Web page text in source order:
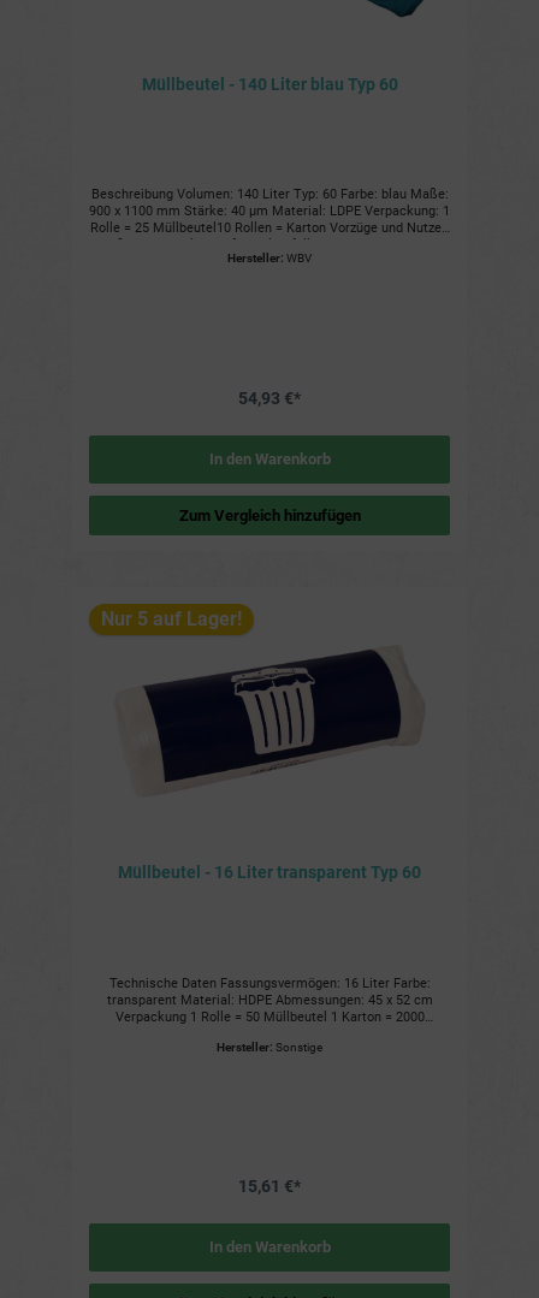
Müllbeutel - 140 Liter blau Typ 60
Beschreibung Volumen: 140 Liter Typ: 60 Farbe: blau Maße:
900 x 1100 mm Stärke: 40 µm Material: LDPE Verpackung: 1
Rolle = 25 Müllbeutel10 Rollen = Karton Vorzüge und Nutzen
für mehr Stabilität Reißfest Wasserdicht und geruchsdicht
Hersteller: WBV
54,93 €*
In den Warenkorb
Zum Vergleich hinzufügen
Nur 5 auf Lager!
Müllbeutel - 16 Liter transparent Typ 60
Technische Daten Fassungsvermögen: 16 Liter Farbe:
transparent Material: HDPE Abmessungen: 45 x 52 cm
Verpackung 1 Rolle = 50 Müllbeutel 1 Karton = 2000
Recyclingfähig Anwendungsbereich Für den Hausmüll Für
Hersteller: Sonstige
15,61 €*
In den Warenkorb